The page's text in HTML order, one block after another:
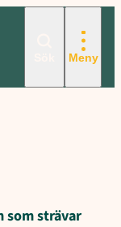
Meny
som strävar